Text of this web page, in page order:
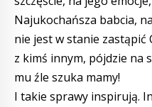
Najukochańsza babcia,
nie jest w stanie zastąpić
z kimś innym, pójdzie na
mu źle szuka mamy!
I takie sprawy inspirują.